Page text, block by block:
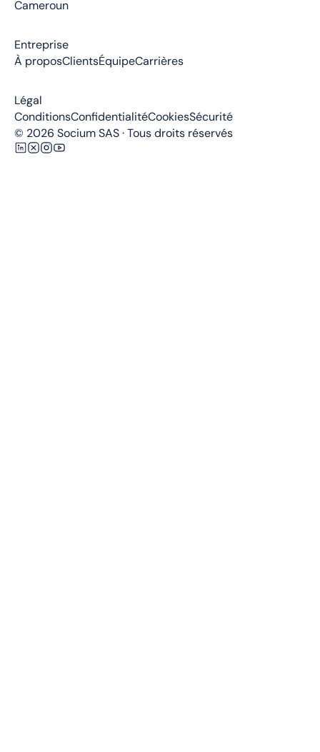
Cameroun
Entreprise
À proposClientsÉquipeCarrières
Légal
ConditionsConfidentialitéCookiesSécurité
© 2026 Socium SAS · Tous droits réservés